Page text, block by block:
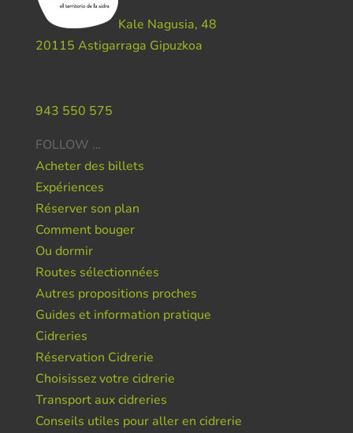
Kale Nagusia, 48
20115 Astigarraga Gipuzkoa
943 550 575
FOLLOW …
Acheter des billets
Expériences
Réserver son plan
Comment bouger
Ou dormir
Routes sélectionnées
Autres propositions proches
Guides et information pratique
Cidreries
Réservation Cidrerie
Choisissez votre cidrerie
Transport aux cidreries
Conseils utiles pour aller en cidrerie